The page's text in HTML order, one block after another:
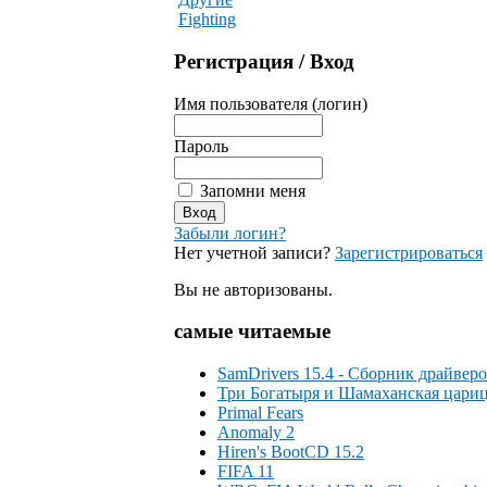
Fighting
Регистрация / Вход
Имя пользователя (логин)
Пароль
Запомни меня
Забыли логин?
Нет учетной записи? Зарегистрироваться
Вы не авторизованы.
самые читаемые
SamDrivers 15.4 - Сборник
Три Богатыря и Шамаханская
Primal Fears
Anomaly 2
Hiren's BootCD 15.2
FIFA 11